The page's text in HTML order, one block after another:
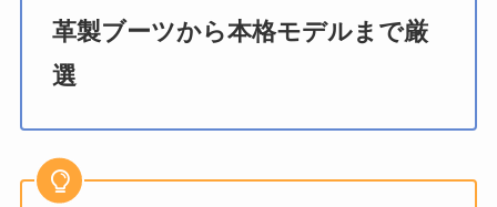
革製ブーツから本格モデルまで厳
選